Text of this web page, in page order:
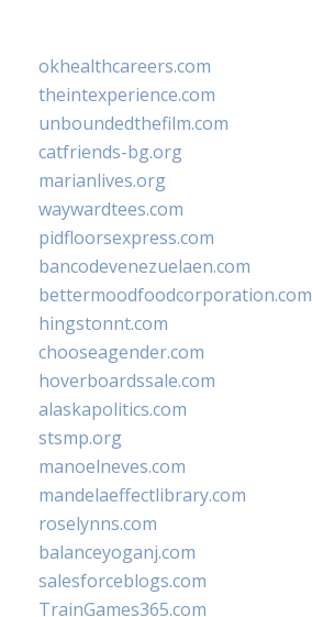
okhealthcareers.com
theintexperience.com
unboundedthefilm.com
catfriends-bg.org
marianlives.org
waywardtees.com
pidfloorsexpress.com
bancodevenezuelaen.com
bettermoodfoodcorporation.com
hingstonnt.com
chooseagender.com
hoverboardssale.com
alaskapolitics.com
stsmp.org
manoelneves.com
mandelaeffectlibrary.com
roselynns.com
balanceyoganj.com
salesforceblogs.com
TrainGames365.com